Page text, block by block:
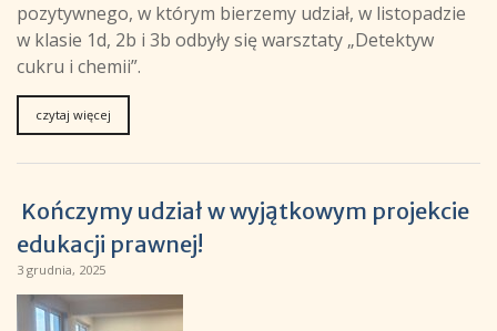
pozytywnego, w którym bierzemy udział, w listopadzie
w klasie 1d, 2b i 3b odbyły się warsztaty „Detektyw
cukru i chemii”.
czytaj więcej
Kończymy udział w wyjątkowym projekcie
edukacji prawnej!
3 grudnia, 2025